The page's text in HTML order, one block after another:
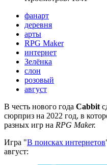
фанарт
деревня
арты
RPG Maker
интернет
Зелёнка
слон
розовый
август
В честь нового года Cabbit
сюрприз на 2022 год, в
разных игр на RPG Maker.
Игра "В поисках интернетов
август: